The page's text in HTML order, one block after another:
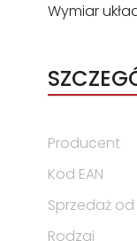
Wymiar
Producent
Kod EAN
Sprzedaż od
Rodzaj